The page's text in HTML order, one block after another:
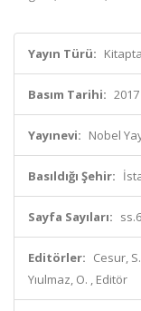
Yayın Türü:
Basım Tarihi: 2017
Yayınevi: Nobel
Basıldığı Şehir:
Sayfa Sayıları:
Editörler: Cesur,
Yıulmaz, O. , Editör